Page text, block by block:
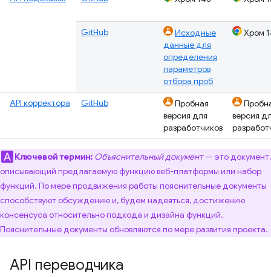
GitHub
Исходные
данные для
определения
параметров
отбора проб
Хром
API корректора GitHub
Пробная
версия для
разработчиков
версия
Ключевой термин: Объяснительный документ— это документ,
описывающий предлагаемую функцию веб-платформы или набор
функций. По мере продвижения работы пояснительные документы
способствуют обсуждению и, будем надеяться, достижению
консенсуса относительно подхода и дизайна функций.
Пояснительные документы обновляются по мере развития проекта.
API переводчика